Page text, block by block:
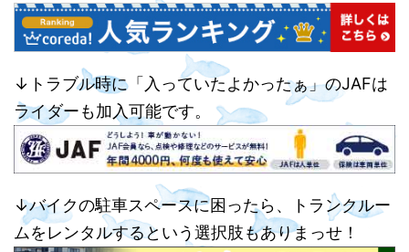
↓トラブル時に「入っていたよかったぁ」のJAFは
ライダーも加入可能です。
↓バイクの駐車スペースに困ったら、トランクルー
ムをレンタルするという選択肢もありまっせ！